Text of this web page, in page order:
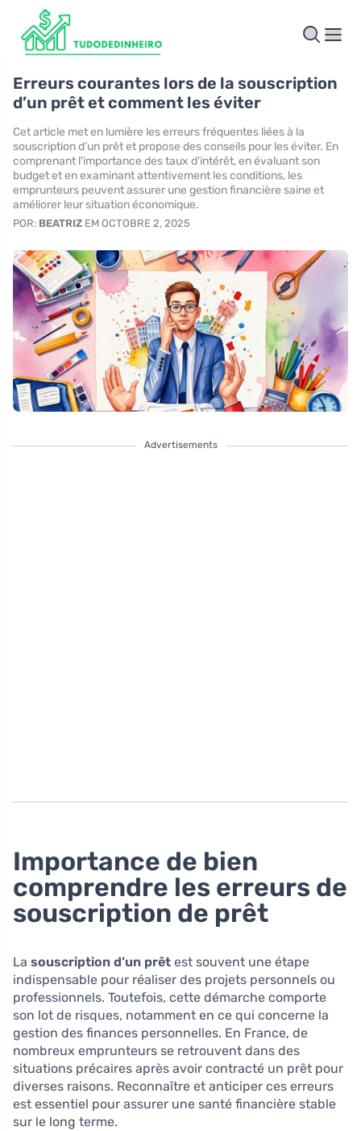
Erreurs courantes lors de la souscription
d’un prêt et comment les éviter
Cet article met en lumière les erreurs fréquentes liées à la
souscription d’un prêt et propose des conseils pour les éviter. En
comprenant l'importance des taux d'intérêt, en évaluant son
budget et en examinant attentivement les conditions, les
emprunteurs peuvent assurer une gestion financière saine et
améliorer leur situation économique.
POR: BEATRIZ EM OCTOBRE 2, 2025
Advertisements
Importance de bien
comprendre les erreurs de
souscription de prêt
La souscription d’un prêt est souvent une étape
indispensable pour réaliser des projets personnels ou
professionnels. Toutefois, cette démarche comporte
son lot de risques, notamment en ce qui concerne la
gestion des finances personnelles. En France, de
nombreux emprunteurs se retrouvent dans des
situations précaires après avoir contracté un prêt pour
diverses raisons. Reconnaître et anticiper ces erreurs
est essentiel pour assurer une santé financière stable
sur le long terme.